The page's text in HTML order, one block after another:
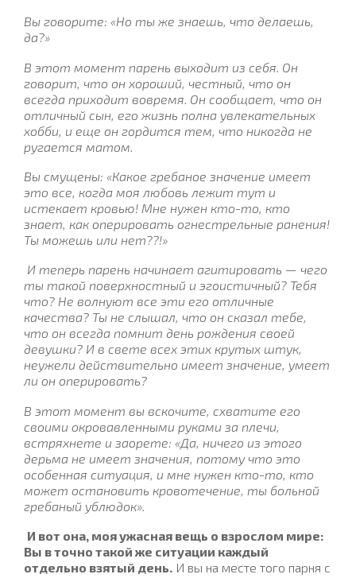
Вы говорите: «Но ты же знаешь, что делаешь,
да?»
В этот момент парень выходит из себя. Он
говорит, что он хороший, честный, что он
всегда приходит вовремя. Он сообщает, что он
отличный сын, его жизнь полна увлекательных
хобби, и еще он гордится тем, что никогда не
ругается матом.
Вы смущены: «Какое гребаное значение имеет
это все, когда моя любовь лежит тут и
истекает кровью! Мне нужен кто-то, кто
знает, как оперировать огнестрельные ранения!
Ты можешь или нет??!»
И теперь парень начинает агитировать — чего
ты такой поверхностный и эгоистичный? Тебя
что? Не волнуют все эти его отличные
качества? Ты не слышал, что он сказал тебе,
что он всегда помнит день рождения своей
девушки? И в свете всех этих крутых штук,
неужели действительно имеет значение, умеет
ли он оперировать?
В этот момент вы вскочите, схватите его
своими окровавленными руками за плечи,
встряхнете и заорете: «Да, ничего из этого
дерьма не имеет значения, потому что это
особенная ситуация, и мне нужен кто-то, кто
может остановить кровотечение, ты больной
гребаный ублюдок».
И вот она, моя ужасная вещь о взрослом мире:
Вы в точно такой же ситуации каждый
отдельно взятый день. И вы на месте того парня с